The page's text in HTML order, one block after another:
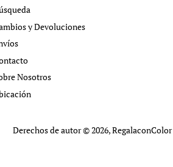
y Devoluciones
Nosotros
Derechos de autor © 2026,RegalaconColor